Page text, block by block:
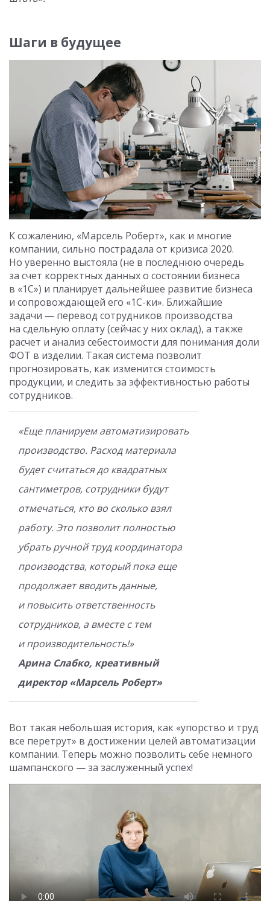
Шаги в будущее
К сожалению, «Марсель Роберт», как и многие
компании, сильно пострадала от кризиса 2020.
Но уверенно выстояла (не в последнюю очередь
за счет корректных данных о состоянии бизнеса
в «1С») и планирует дальнейшее развитие бизнеса
и сопровождающей его «1С-ки». Ближайшие
задачи — перевод сотрудников производства
на сдельную оплату (сейчас у них оклад), а также
расчет и анализ себестоимости для понимания доли
ФОТ в изделии. Такая система позволит
прогнозировать, как изменится стоимость
продукции, и следить за эффективностью работы
сотрудников.
«Еще планируем автоматизировать
производство. Расход материала
будет считаться до квадратных
сантиметров, сотрудники будут
отмечаться, кто во сколько взял
работу. Это позволит полностью
убрать ручной труд координатора
производства, который пока еще
продолжает вводить данные,
и повысить ответственность
сотрудников, а вместе с тем
и производительность!»
Арина Слабко, креативный
директор «Марсель Роберт»
Вот такая небольшая история, как «упорство и труд
все перетрут» в достижении целей автоматизации
компании. Теперь можно позволить себе немного
шампанского — за заслуженный успех!